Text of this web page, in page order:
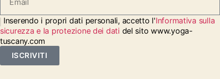
Inserendo i propri dati personali, accetto l'Informativa sulla
sicurezza e la protezione dei dati del sito www.yoga-
tuscany.com
ISCRIVITI